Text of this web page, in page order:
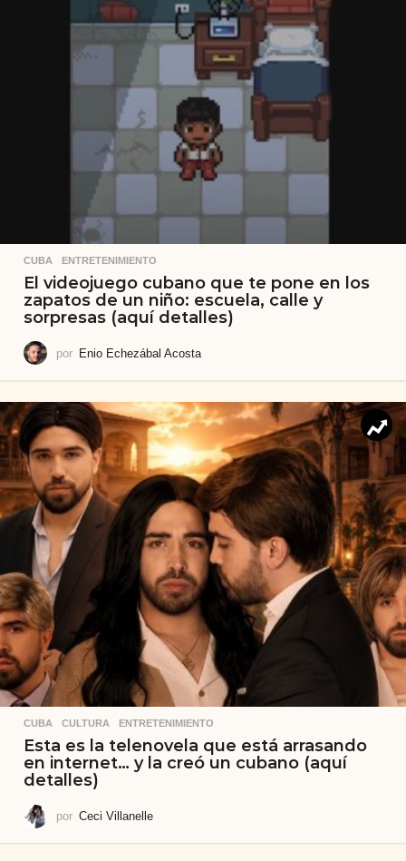
CUBA ,ENTRETENIMIENTO
El videojuego cubano que te pone en los
zapatos de un niño: escuela, calle y
sorpresas (aquí detalles)
por Enio Echezábal Acosta
CUBA ,CULTURA ,ENTRETENIMIENTO
Esta es la telenovela que está arrasando
en internet… y la creó un cubano (aquí
detalles)
por Ceci Villanelle